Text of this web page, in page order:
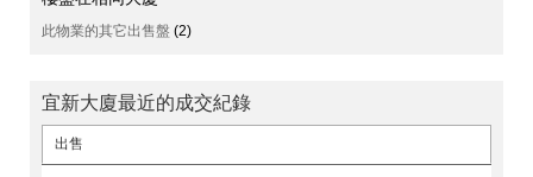
此物業的其它出售盤 (2)
宜新大廈最近的成交紀錄
出售